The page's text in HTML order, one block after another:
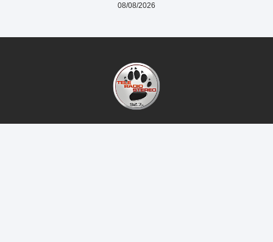
08/08/2026